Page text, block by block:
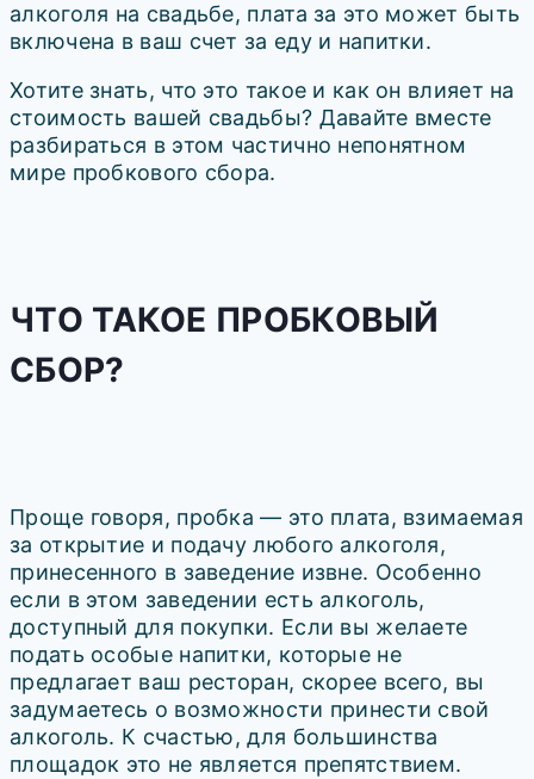
алкоголя на свадьбе, плата за это может быть
включена в ваш счет за еду и напитки.
Хотите знать, что это такое и как он влияет на
стоимость вашей свадьбы? Давайте вместе
разбираться в этом частично непонятном
мире пробкового сбора.
ЧТО ТАКОЕ ПРОБКОВЫЙ
СБОР?
Проще говоря, пробка — это плата, взимаемая
за открытие и подачу любого алкоголя,
принесенного в заведение извне. Особенно
если в этом заведении есть алкоголь,
доступный для покупки. Если вы желаете
подать особые напитки, которые не
предлагает ваш ресторан, скорее всего, вы
задумаетесь о возможности принести свой
алкоголь. К счастью, для большинства
площадок это не является препятствием.